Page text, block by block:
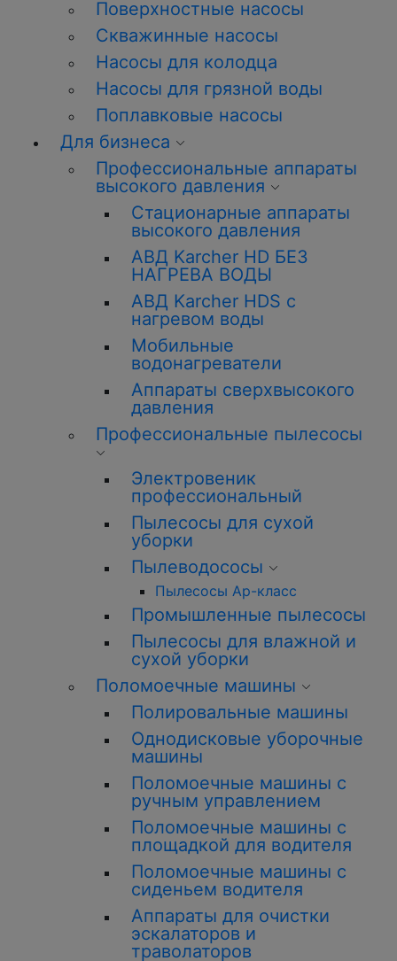
Поверхностные насосы
Скважинные насосы
Насосы для колодца
Насосы для грязной воды
Поплавковые насосы
Для бизнеса
Профессиональные аппараты
высокого давления
Стационарные аппараты
высокого давления
АВД Karcher HD БЕЗ
НАГРЕВА ВОДЫ
АВД Karcher HDS с
нагревом воды
Мобильные
водонагреватели
Аппараты сверхвысокого
давления
Профессиональные пылесосы
Электровеник
профессиональный
Пылесосы для сухой
уборки
Пылеводососы
Пылесосы Ар-класс
Промышленные пылесосы
Пылесосы для влажной и
сухой уборки
Поломоечные машины
Полировальные машины
Однодисковые уборочные
машины
Поломоечные машины с
ручным управлением
Поломоечные машины с
площадкой для водителя
Поломоечные машины с
сиденьем водителя
Аппараты для очистки
эскалаторов и
траволаторов